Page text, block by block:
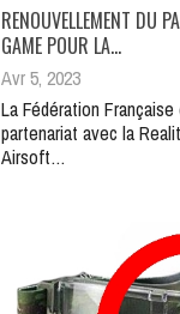
RENOUVELLEMENT DU
GAME POUR LA…
Avr 5, 2023
La Fédération
partenariat avec la
Airsoft…